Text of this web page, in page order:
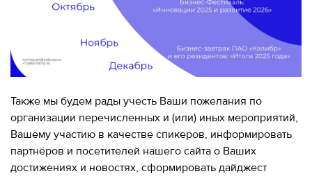
Также мы будем рады учесть Ваши пожелания по
организации перечисленных и (или) иных мероприятий,
Вашему участию в качестве спикеров, информировать
партнёров и посетителей нашего сайта о Ваших
достижениях и новостях, сформировать дайджест